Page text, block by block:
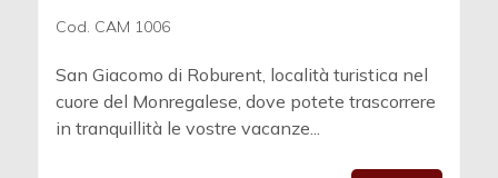
Cod. CAM 1006
San Giacomo di Roburent, località turistica nel
cuore del Monregalese, dove potete trascorrere
in tranquillità le vostre vacanze...